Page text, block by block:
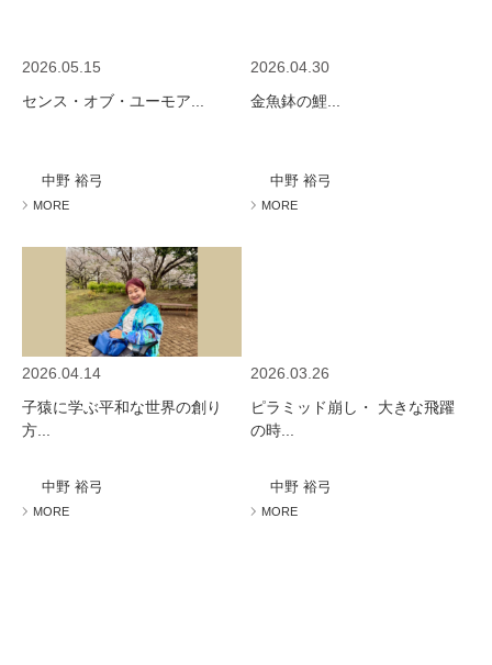
2026.05.15
センス・オブ・ユーモア...
中野 裕弓
MORE
2026.04.30
金魚鉢の鯉...
中野 裕弓
MORE
2026.04.14
子猿に学ぶ平和な世界の創り
方...
中野 裕弓
MORE
2026.03.26
ピラミッド崩し・ 大きな飛躍
の時...
中野 裕弓
MORE